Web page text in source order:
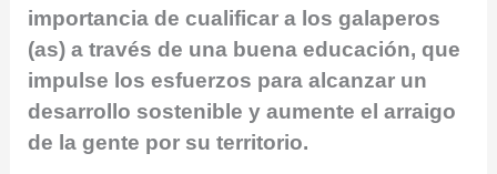
importancia de cualificar a los galaperos
(as) a través de una buena educación, que
impulse los esfuerzos para alcanzar un
desarrollo sostenible y aumente el arraigo
de la gente por su territorio.